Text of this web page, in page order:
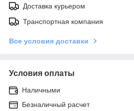
Доставка курьером
Транспортная компания
Все условия доставки
Условия оплаты
Наличными
Безналичный расчет